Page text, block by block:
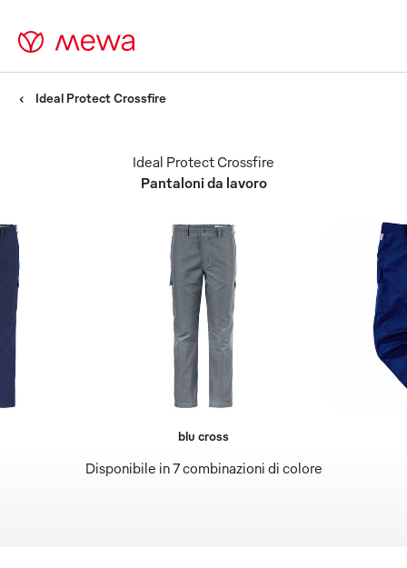
Ideal Protect Crossfire
Pantaloni da lavoro
Ideal Protect Crossfire
Disponibile in 7 combinazioni di colore
blu cross